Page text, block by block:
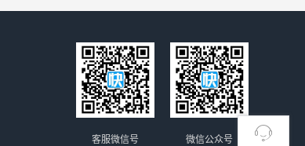
微信公众号
客服微信号